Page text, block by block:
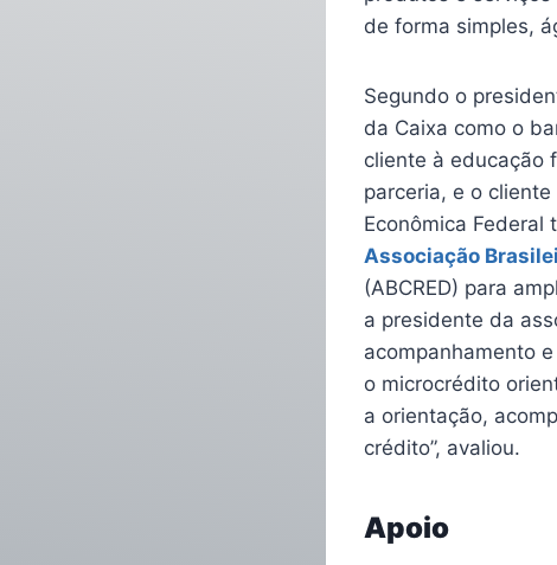
de forma simples,
Segundo o
da Caixa como o
cliente à educação
parceria, e o
Econômica
Associação
(ABCRED) para
a presidente da
acompanhamento
o microcrédito
a orientação,
crédito”, avaliou.
Apoio